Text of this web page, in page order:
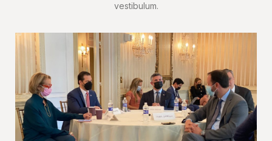
vestibulum.